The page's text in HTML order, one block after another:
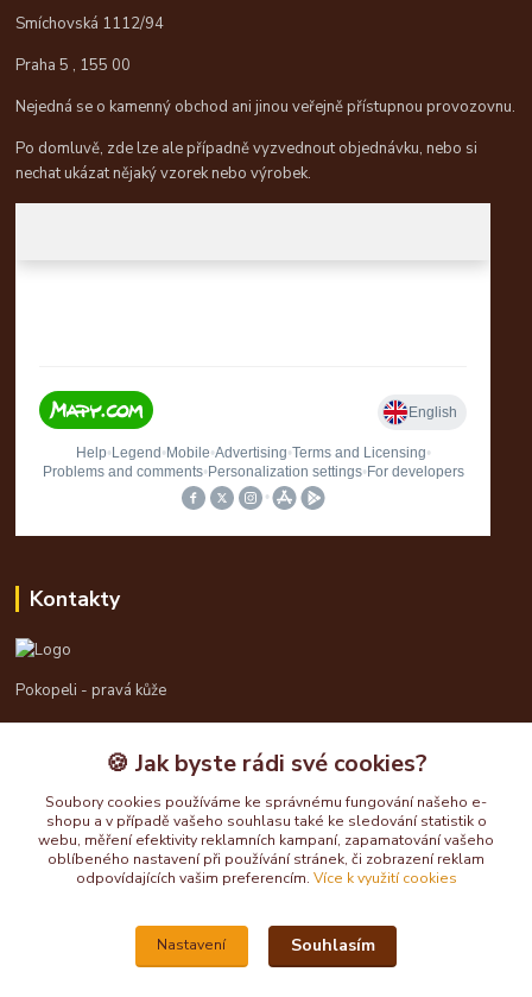
Smíchovská 1112/94
Praha 5 , 155 00
Nejedná se o kamenný obchod ani jinou veřejně přístupnou provozovnu.
Po domluvě, zde lze ale případně vyzvednout objednávku, nebo si
nechat ukázat nějaký vzorek nebo výrobek.
Kontakty
Pokopeli - pravá kůže
725613211
pokopeli@centrum.cz
Upravit sběr cookies.
🍪 Jak byste rádi své cookies?
Soubory cookies používáme ke správnému fungování našeho e-
shopu a v případě vašeho souhlasu také ke sledování statistik o
webu, měření efektivity reklamních kampaní, zapamatování vašeho
oblíbeného nastavení při používání stránek, či zobrazení reklam
odpovídajících vašim preferencím. Více k využití cookies
Nastavení Souhlasím